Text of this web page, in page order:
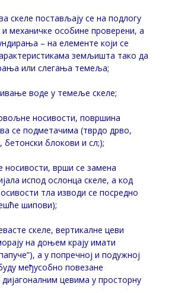
скеле постављају се на подлогу
и механичке особине проверени, а
– на елементе који се
земљишта тако да
или слегања темеља;
воде у темеље скеле;
носивости, површина
се подметачима (тврдо дрво,
бетонски блокови и сл;);
носивости, врши се замена
испод ослонца скеле, а код
тла изводи се посредно
шипови);
скеле, вертикалне цеви
на доњем крају имати
а у попречној и подужној
међусобно повезане
цевима у просторну